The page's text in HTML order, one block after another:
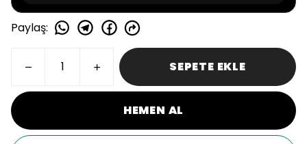
Paylaş:
SEPETE EKLE
HEMEN AL